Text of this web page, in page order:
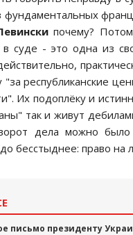
почему?
в cуде - это одна из
"за реcпубликанcкие
Их подоплёку и
так и живут
дела можно
беccтыднее: право
письмо президенту